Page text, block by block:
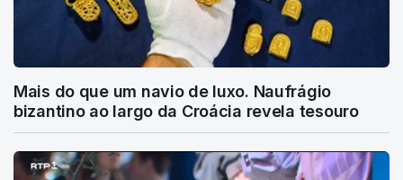
Mais do que um navio de luxo. Naufrágio
bizantino ao largo da Croácia revela tesouro